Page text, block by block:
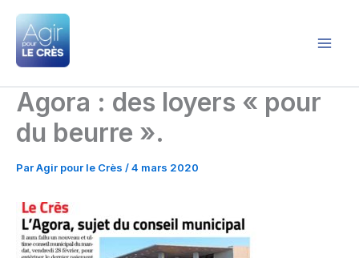
Aller
contenu
Agora : des loyers « pour
du beurre ».
ParAgir pour le Crès /4 mars 2020